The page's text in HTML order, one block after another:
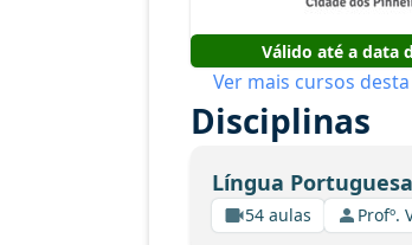
Válido até a data
Ver mais cursos
Disciplinas
Língua Portuguesa
54 aulas Profº.